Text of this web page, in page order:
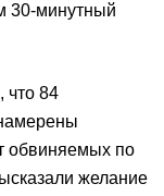
30-минутный
что 84
обвиняемых по
желание